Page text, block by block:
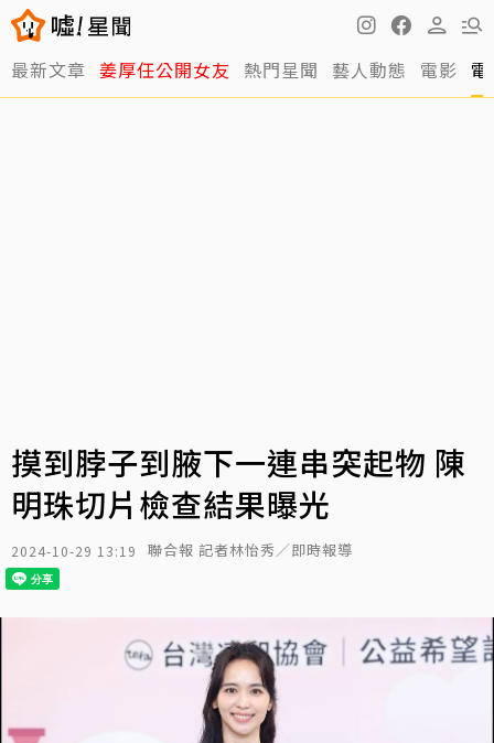
最新文章 姜厚任公開女友 熱門星聞 藝人動態 電影
摸到脖子到腋下一連串突起物 陳
明珠切片檢查結果曝光
2024-10-29 13:19 聯合報 記者林怡秀／即時報導